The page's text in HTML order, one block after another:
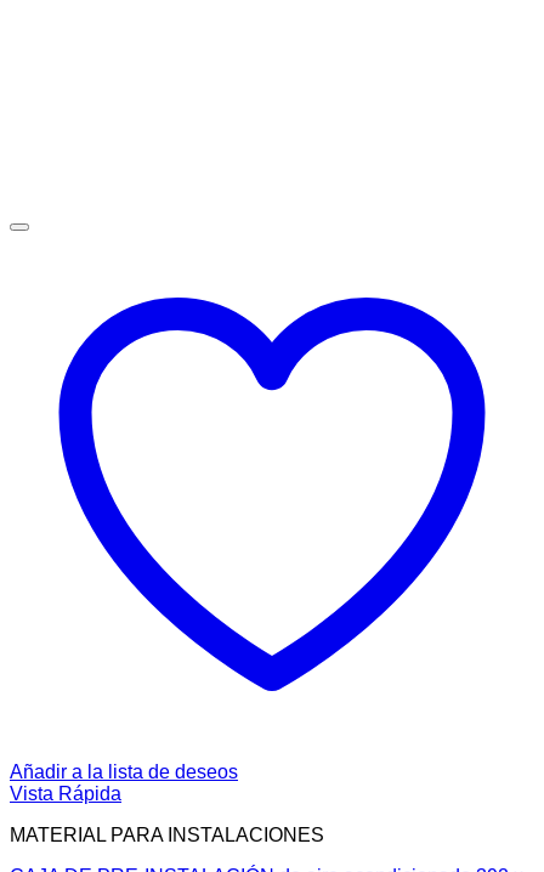
Añadir a la lista de deseos
Vista Rápida
MATERIAL PARA INSTALACIONES